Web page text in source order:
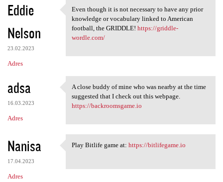
Eddie
Nelson
23.02.2023
Adres
Even though it is not
Even though it is not necessary to have any prior
knowledge or vocabulary linked to American
football, the GRIDDLE! https://griddle-
wordle.com/
adsa
16.03.2023
Adres
A close buddy of mine who was
A close buddy of mine who was nearby at the time
suggested that I check out this webpage.
https://backroomsgame.io
Nanisa
17.04.2023
Adres
Play Bitlife game at: https:/
Play Bitlife game at: https://bitlifegame.io